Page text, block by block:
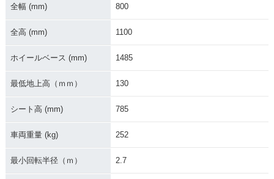
全幅 (mm) 800
全高 (mm) 1100
ホイールベース (mm) 1485
最低地上高（ｍｍ） 130
シート高 (mm) 785
車両重量 (kg) 252
最小回転半径（ｍ） 2.7